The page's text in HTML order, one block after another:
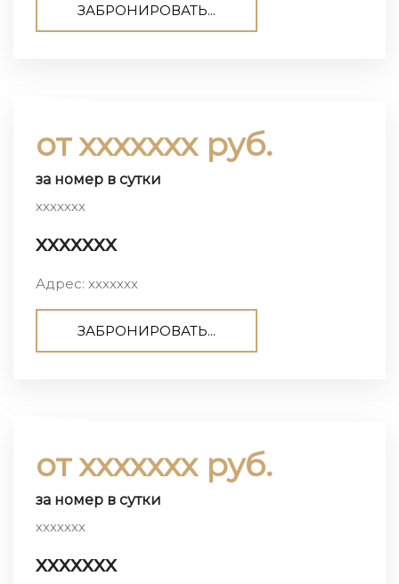
ЗАБРОНИРОВАТЬ...
от ххххххх руб.
за номер в сутки
ххххххх
ххххххх
Адрес: ххххххх
ЗАБРОНИРОВАТЬ...
от ххххххх руб.
за номер в сутки
ххххххх
ххххххх